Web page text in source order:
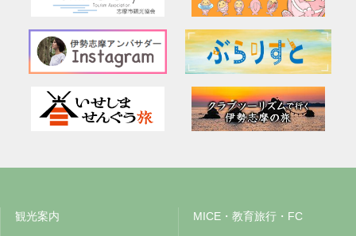
観光案内 MICE・教育旅行・FC